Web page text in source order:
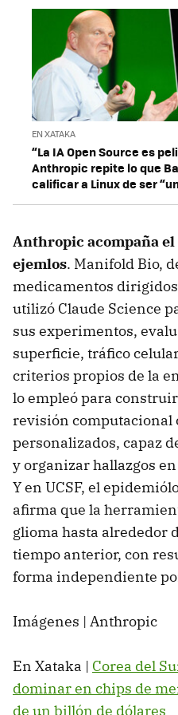
EN XATAKA
“La IA Open Source es
Anthropic repite lo que
calificar a Linux de ser
Anthropic acompaña
ejemlos. Manifold Bio,
medicamentos
utilizó Claude Science
sus experimentos,
superficie, tráfico
criterios propios de la
lo empleó para
revisión computacional
personalizados, capaz
y organizar hallazgos
Y en UCSF, el
afirma que la
glioma hasta alrededor
tiempo anterior, con
forma independiente
Imágenes | Anthropic
En Xataka | Corea del
dominar en chips de
de un billón de dólares